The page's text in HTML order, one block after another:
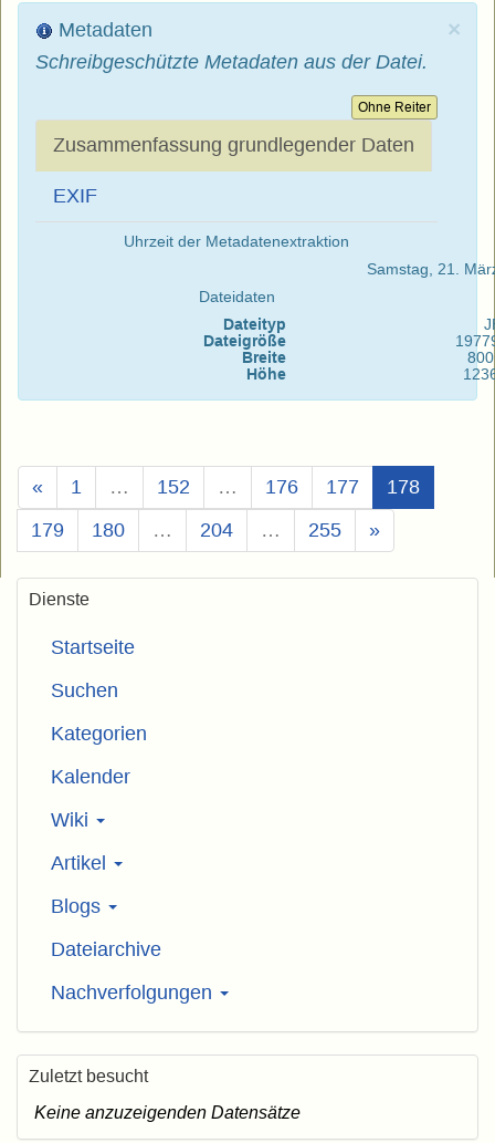
×
Metadaten
Schreibgeschützte Metadaten aus der Datei.
Ohne Reiter
Zusammenfassung grundlegender Daten
EXIF
Uhrzeit der Metadatenextraktion
Samstag, 21.
Dateidaten
Dateityp
Dateigröße
Breite
Höhe
« 1 … 152 … 176 177 178(Aktuell)
179
180 … 204 … 255 »
Dienste
Startseite
Suchen
Kategorien
Kalender
Wiki
Artikel
Blogs
Dateiarchive
Nachverfolgungen
Zuletzt besucht
Keine anzuzeigenden Datensätze